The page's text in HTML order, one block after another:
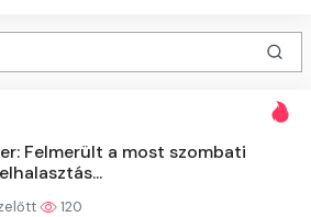
Felmerült a most szombati
120